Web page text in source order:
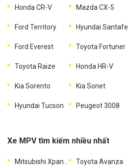
Honda CR-V Mazda CX-5
Ford Territory Hyundai Santafe
Ford Everest Toyota Fortuner
Toyota Raize Honda HR-V
Kia Sorento Kia Sonet
Hyundai Tucson Peugeot 3008
Xe MPV tìm kiếm nhiều nhất
Toyota Avanza